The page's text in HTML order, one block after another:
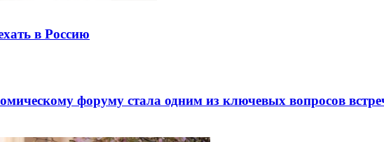
в Россию
форуму стала одним из ключевых вопросов